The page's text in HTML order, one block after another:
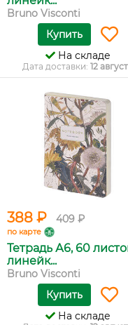
Bruno Visconti
Купить
На складе
Дата доставки: 12
388 ₽ 409 ₽
по карте
Тетрадь А6, 60
линейк...
Bruno Visconti
Купить
На складе